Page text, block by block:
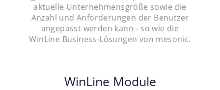
aktuelle Unternehmensgröße sowie die
Anzahl und Anforderungen der Benutzer
angepasst werden kann - so wie die
WinLine Business-Lösungen von mesonic.
WinLine Module